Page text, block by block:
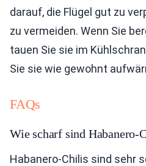
darauf, die Flügel gut zu
zu vermeiden. Wenn Sie
tauen Sie sie im
Sie sie wie gewohnt
FAQs
Wie scharf sind Habanero-
Habanero-Chilis sind sehr